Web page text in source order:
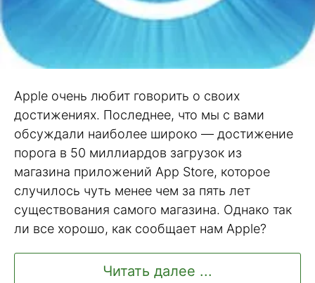
Apple очень любит говорить о своих
достижениях. Последнее, что мы с вами
обсуждали наиболее широко — достижение
порога в 50 миллиардов загрузок из
магазина приложений App Store, которое
случилось чуть менее чем за пять лет
существования самого магазина. Однако так
ли все хорошо, как сообщает нам Apple?
Читать далее ...